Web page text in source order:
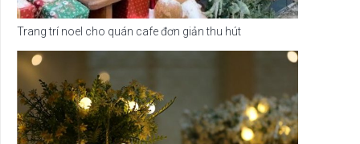
Trang trí noel cho quán cafe đơn giản thu hút